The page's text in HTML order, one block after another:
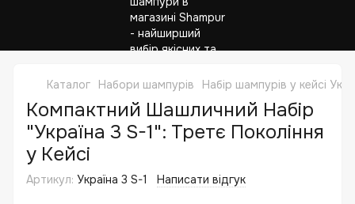
Каталог Набори шампурів Набір шампурів у кейсі
Компактний Шашличний Набір
"Україна 3 S-1": Третє Покоління
у Кейсі
Артикул: Україна 3 S-1 Написати відгук